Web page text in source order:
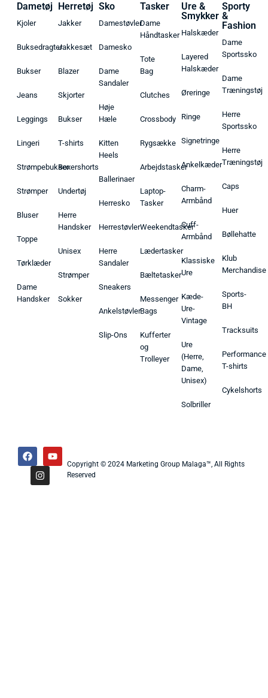
Dametøj
Kjoler
Buksedragter
Bukser
Jeans
Leggings
Lingeri
Strømpebukser
Strømper
Bluser
Toppe
Tørklæder
Dame
Handsker
Herretøj
Jakker
Jakkesæt
Blazer
Skjorter
Bukser
T-shirts
Boxershorts
Undertøj
Herre
Handsker
Unisex
Strømper
Sokker
Sko
Damestøvler
Damesko
Dame
Sandaler
Høje
Hæle
Kitten
Heels
Ballerinaer
Herresko
Herrestøvler
Herre
Sandaler
Sneakers
Ankelstøvler
Slip-Ons
Tasker
Dame
Håndtasker
Tote
Bag
Clutches
Crossbody
Rygsække
Arbejdstasker
Laptop-
Tasker
Weekendtasker
Lædertasker
Bæltetasker
Messenger
Bags
Kufferter
og
Trolleyer
Ure &
Smykker
Halskæder
Layered
Halskæder
Øreringe
Ringe
Signetringe
Ankelkæder
Charm-
Armbånd
Cuff-
Armbånd
Klassiske
Ure
Kæde-
Ure-
Vintage
Ure
(Herre,
Dame,
Unisex)
Solbriller
Sporty
&
Fashion
Dame
Sportssko
Dame
Træningstøj
Herre
Sportssko
Herre
Træningstøj
Caps
Huer
Bøllehatte
Klub
Merchandise
Sports-
BH
Tracksuits
Performance
T-shirts
Cykelshorts
Copyright © 2024 Marketing Group Malaga™, All Rights
Reserved